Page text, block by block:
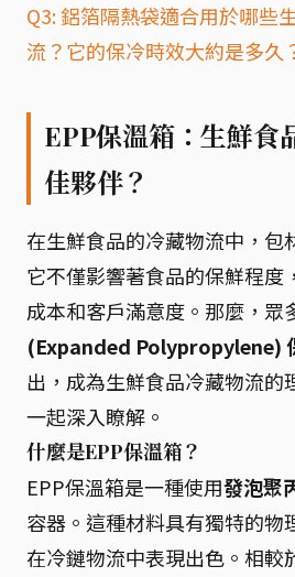
Q3: 鋁箔隔熱袋適合用於哪些
流？它的保冷時效大約是多久
EPP保溫箱：生鮮食
佳夥伴？
在生鮮食品的冷藏物流中，包
它不僅影響著食品的保鮮程度
成本和客戶滿意度。那麼，眾
(Expanded Polypropylene)
出，成為生鮮食品冷藏物流的
一起深入瞭解。
什麼是EPP保溫箱？
EPP保溫箱是一種使用發泡聚
容器。這種材料具有獨特的物
在冷鏈物流中表現出色。相較